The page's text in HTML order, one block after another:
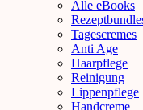
Alle eBooks
Tagescremes
Anti Age
Haarpflege
Reinigung
Lippenpflege
Handcreme